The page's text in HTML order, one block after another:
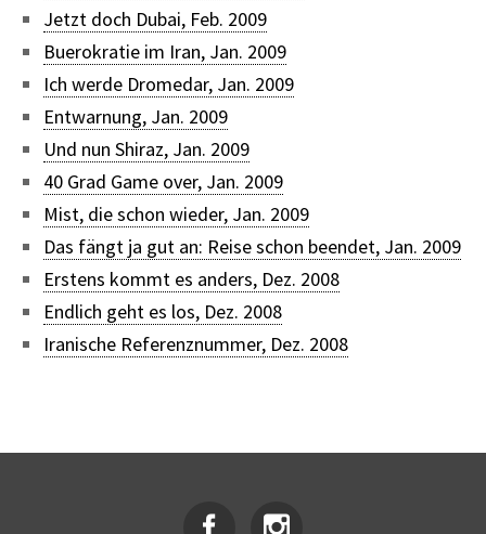
Jetzt doch Dubai, Feb. 2009
Buerokratie im Iran, Jan. 2009
Ich werde Dromedar, Jan. 2009
Entwarnung, Jan. 2009
Und nun Shiraz, Jan. 2009
40 Grad Game over, Jan. 2009
Mist, die schon wieder, Jan. 2009
Das fängt ja gut an: Reise schon beendet, Jan. 2009
Erstens kommt es anders, Dez. 2008
Endlich geht es los, Dez. 2008
Iranische Referenznummer, Dez. 2008